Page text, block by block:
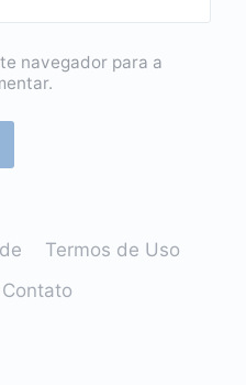
navegador para a
Termos de Uso
Contato